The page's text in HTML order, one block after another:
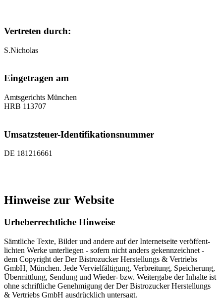
Vertreten durch:
S.Ni­cho­las
Eingetragen am
Amts­ge­richts Mün­chen
HRB 113707
Umsatzsteuer-Identifikationsnummer
DE 181216661
Hinweise zur Website
Urheberrechtliche Hinweise
Sämt­li­che Tex­te, Bil­der und an­de­re auf der In­ter­net­sei­te ver­öf­f­ent­
lich­ten Wer­ke un­ter­lie­gen - so­fern nicht an­ders ge­kenn­zeich­net -
dem Co­py­right der Der Bi­s­tro­zu­cker Her­stel­lungs & Ver­triebs
GmbH, Mün­chen. Je­de Ver­viel­fäl­ti­gung, Ver­b­rei­tung, Spei­che­rung,
Über­mitt­lung, Sen­dung und Wie­der- bzw. Wei­ter­ga­be der In­hal­te ist
oh­ne schrift­li­che Ge­neh­mi­gung der Der Bi­s­tro­zu­cker Her­stel­lungs
& Ver­triebs GmbH aus­drück­lich un­ter­sagt.